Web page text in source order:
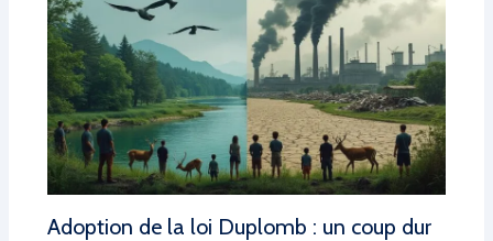
Adoption de la loi Duplomb : un coup dur